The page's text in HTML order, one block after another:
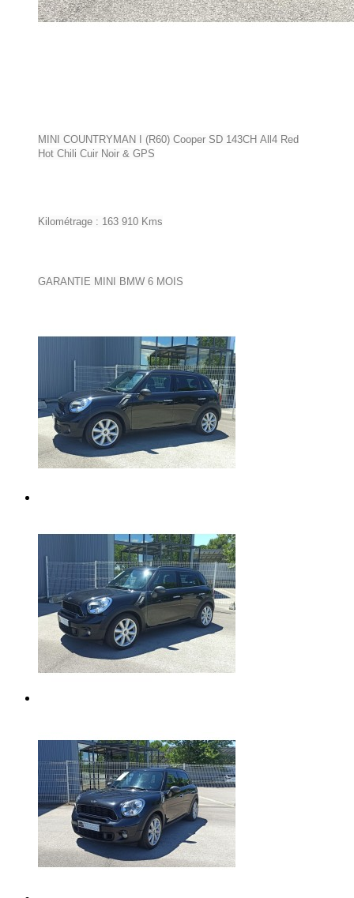
MINI COUNTRYMAN I (R60) Cooper SD 143CH All4 Red
Hot Chili Cuir Noir & GPS
Kilométrage : 163 910 Kms
GARANTIE MINI BMW 6 MOIS